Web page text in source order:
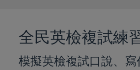
全民英檢複試練
模擬英檢複試口說、